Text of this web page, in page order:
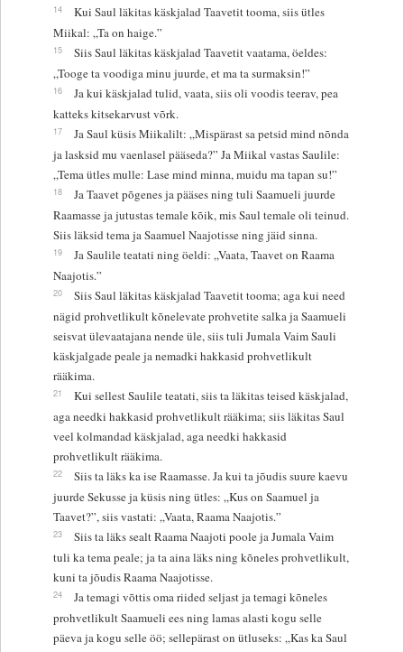
14
Kui Saul läkitas käskjalad Taavetit tooma, siis ütles
Miikal: „Ta on haige.”
15
Siis Saul läkitas käskjalad Taavetit vaatama, öeldes:
„Tooge ta voodiga minu juurde, et ma ta surmaksin!”
16
Ja kui käskjalad tulid, vaata, siis oli voodis teerav, pea
katteks kitsekarvust võrk.
17
Ja Saul küsis Miikalilt: „Mispärast sa petsid mind nõnda
ja lasksid mu vaenlasel pääseda?” Ja Miikal vastas Saulile:
„Tema ütles mulle: Lase mind minna, muidu ma tapan su!”
18
Ja Taavet põgenes ja pääses ning tuli Saamueli juurde
Raamasse ja jutustas temale kõik, mis Saul temale oli teinud.
Siis läksid tema ja Saamuel Naajotisse ning jäid sinna.
19
Ja Saulile teatati ning öeldi: „Vaata, Taavet on Raama
Naajotis.”
20
Siis Saul läkitas käskjalad Taavetit tooma; aga kui need
nägid prohvetlikult kõnelevate prohvetite salka ja Saamueli
seisvat ülevaatajana nende üle, siis tuli Jumala Vaim Sauli
käskjalgade peale ja nemadki hakkasid prohvetlikult
rääkima.
21
Kui sellest Saulile teatati, siis ta läkitas teised käskjalad,
aga needki hakkasid prohvetlikult rääkima; siis läkitas Saul
veel kolmandad käskjalad, aga needki hakkasid
prohvetlikult rääkima.
22
Siis ta läks ka ise Raamasse. Ja kui ta jõudis suure kaevu
juurde Sekusse ja küsis ning ütles: „Kus on Saamuel ja
Taavet?”, siis vastati: „Vaata, Raama Naajotis.”
23
Siis ta läks sealt Raama Naajoti poole ja Jumala Vaim
tuli ka tema peale; ja ta aina läks ning kõneles prohvetlikult,
kuni ta jõudis Raama Naajotisse.
24
Ja temagi võttis oma riided seljast ja temagi kõneles
prohvetlikult Saamueli ees ning lamas alasti kogu selle
päeva ja kogu selle öö; sellepärast on ütluseks: „Kas ka Saul